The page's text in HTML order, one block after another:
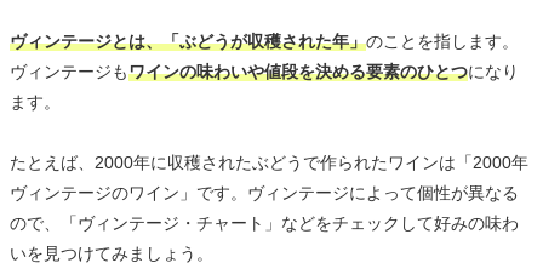
ヴィンテージとは、「ぶどうが収穫された年」のことを指します。
ヴィンテージもワインの味わいや値段を決める要素のひとつになり
ます。
たとえば、2000年に収穫されたぶどうで作られたワインは「2000年
ヴィンテージのワイン」です。ヴィンテージによって個性が異なる
ので、「ヴィンテージ・チャート」などをチェックして好みの味わ
いを見つけてみましょう。